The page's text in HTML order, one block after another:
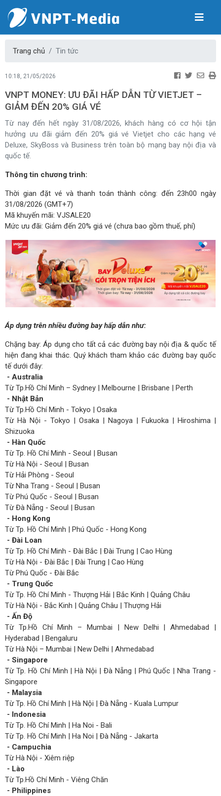
Trang chủ Tin tức
10:18, 21/05/2026
VNPT MONEY: ƯU ĐÃI HẤP DẪN TỪ VIETJET –
GIẢM ĐẾN 20% GIÁ VÉ
Từ nay đến hết ngày 31/08/2026, khách hàng có cơ hội tận
hưởng ưu đãi giảm đến 20% giá vé Vietjet cho các hạng vé
Deluxe, SkyBoss và Business trên toàn bộ mạng bay nội địa và
quốc tế.
Thông tin chương trình:
Thời gian đặt vé và thanh toán thành công: đến 23h00 ngày
31/08/2026 (GMT+7)
Mã khuyến mãi: VJSALE20
Mức ưu đãi: Giảm đến 20% giá vé (chưa bao gồm thuế, phí)
Áp dụng trên nhiều đường bay hấp dẫn như:
Chặng bay: Áp dụng cho tất cả các đường bay nội địa & quốc tế
hiện đang khai thác. Quý khách tham khảo các đường bay quốc
tế dưới đây:
- Australia
Từ Tp.Hồ Chí Minh – Sydney | Melbourne | Brisbane | Perth
- Nhật Bản
Từ Tp.Hồ Chí Minh - Tokyo | Osaka
Từ Hà Nội - Tokyo | Osaka | Nagoya | Fukuoka | Hiroshima |
Shizuoka
- Hàn Quốc
Từ Tp. Hồ Chí Minh - Seoul | Busan
Từ Hà Nội - Seoul | Busan
Từ Hải Phòng - Seoul
Từ Nha Trang - Seoul | Busan
Từ Phú Quốc - Seoul | Busan
Từ Đà Nẵng - Seoul | Busan
- Hong Kong
Từ Tp. Hồ Chí Minh | Phú Quốc - Hong Kong
- Đài Loan
Từ Tp. Hồ Chí Minh - Đài Bắc | Đài Trung | Cao Hùng
Từ Hà Nội - Đài Bắc | Đài Trung | Cao Hùng
Từ Phú Quốc - Đài Bắc
- Trung Quốc
Từ Tp. Hồ Chí Minh - Thượng Hải | Bắc Kinh | Quảng Châu
Từ Hà Nội - Bắc Kinh | Quảng Châu | Thượng Hải
- Ấn Độ
Từ Tp.Hồ Chí Minh – Mumbai | New Delhi | Ahmedabad |
Hyderabad | Bengaluru
Từ Hà Nội – Mumbai | New Delhi | Ahmedabad
- Singapore
Từ Tp. Hồ Chí Minh | Hà Nội | Đà Nẵng | Phú Quốc | Nha Trang -
Singapore
- Malaysia
Từ Tp. Hồ Chí Minh | Hà Nội | Đà Nẵng - Kuala Lumpur
- Indonesia
Từ Tp. Hồ Chí Minh | Ha Noi - Bali
Từ Tp. Hồ Chí Minh | Ha Noi | Đà Nẵng - Jakarta
- Campuchia
Từ Hà Nội - Xiêm riệp
- Lào
Từ Tp.Hồ Chí Minh - Viêng Chăn
- Philippines